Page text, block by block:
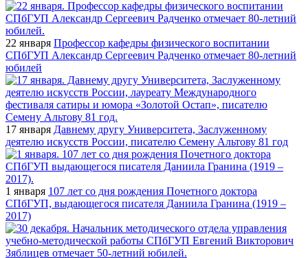
22 января Профессор кафедры физического воспитании
СПбГУП Александр Сергеевич Радченко отмечает 80-летний
юбилей
17 января Давнему другу Университета, Заслуженному
деятелю искусств России, писателю Семену Альтову 81 год
1 января 107 лет со дня рождения Почетного доктора
СПбГУП, выдающегося писателя Даниила Гранина (1919 –
2017)